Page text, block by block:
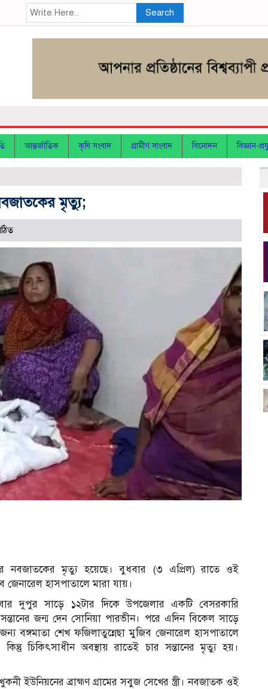
Search
আন্তর্জাতিক কৃষি সংবাদ গ্রামীণ সাংবাদ বিনোদন বিজ্ঞান-
মৃত্যু;
নবজাতকের মৃত্যু হয়েছে। বুধবার (৩ এপ্রিল) রাতে ওই
হাসপাতালে মারা যায়।
দুপুর সাড়ে ১২টার দিকে উপজেলার একটি বেসরকারি
জন্ম দেন সোনিয়া পারভীন। পরে এদিন বিকেল সাড়ে
বঙ্গমাতা শেখ ফজিলাতুন্নেছা মুজিব জেনারেল হাসপাতালে
চিকিৎসাধীন অবস্থায় রাতেই চার সন্তানের মৃত্যু হয়।
ইউনিয়নের ব্রাহ্মণ গ্রামের সবুজ সেখের স্ত্রী। নবজাতক ওই